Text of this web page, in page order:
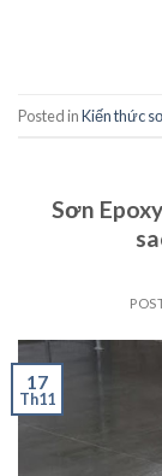
Posted inKiến thức
Sơn
17
Th11